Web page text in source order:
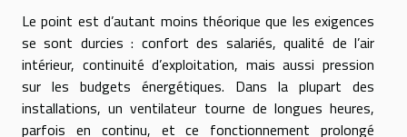
Le point est d’autant moins théorique que les exigences
se sont durcies : confort des salariés, qualité de l’air
intérieur, continuité d’exploitation, mais aussi pression
sur les budgets énergétiques. Dans la plupart des
installations, un ventilateur tourne de longues heures,
parfois en continu, et ce fonctionnement prolongé